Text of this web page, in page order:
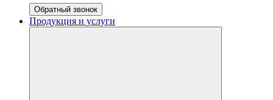
Обратный звонок
Продукция и услуги